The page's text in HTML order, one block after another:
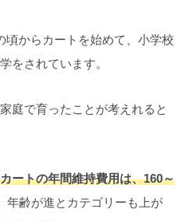
頃からカートを始めて、小学校
をされています。
庭で育ったことが考えれると
ートの年間維持費用は、160～
年齢が進とカテゴリーも上が